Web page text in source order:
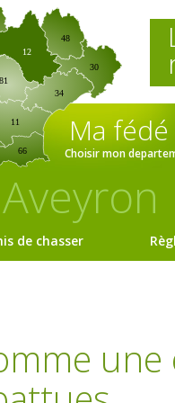
12
30
34
66
81
11
48
Ma fédé
Choisir mon
Aveyron
de chasser